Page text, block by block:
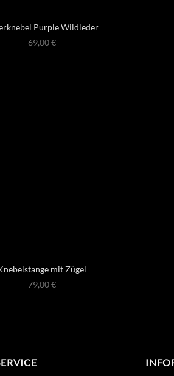
Purple Wildleder
69,00€
mit Zügel
79,00€